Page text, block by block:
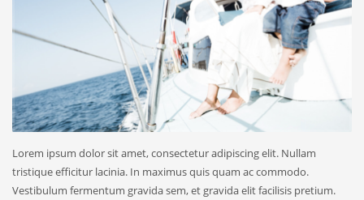
Lorem ipsum dolor sit amet, consectetur adipiscing elit. Nullam
tristique efficitur lacinia. In maximus quis quam ac commodo.
Vestibulum fermentum gravida sem, et gravida elit facilisis pretium.